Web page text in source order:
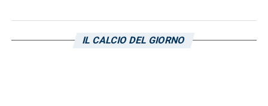
LA PLAYLIST DELLE NOSTRE TOP NEWS
IL CALCIO DEL GIORNO